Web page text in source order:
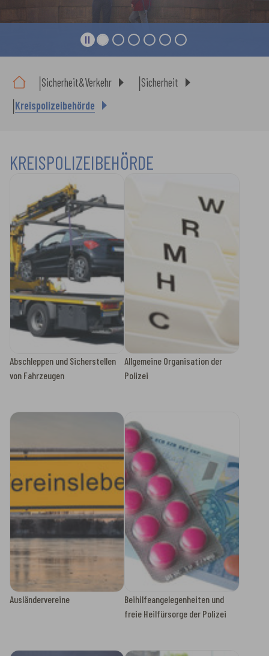
Sicherheit&Verkehr
Sicherheit
Kreispolizeibehörde
KREISPOLIZEIBEHÖRDE
Abschleppen und Sicherstellen
von Fahrzeugen
Allgemeine Organisation der
Polizei
Ausländervereine
Beihilfeangelegenheiten und
freie Heilfürsorge der Polizei